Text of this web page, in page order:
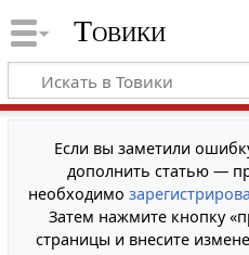
Товики
Если вы заметили
дополнить статью —
необходимо
Затем нажмите кнопку
страницы и внесите